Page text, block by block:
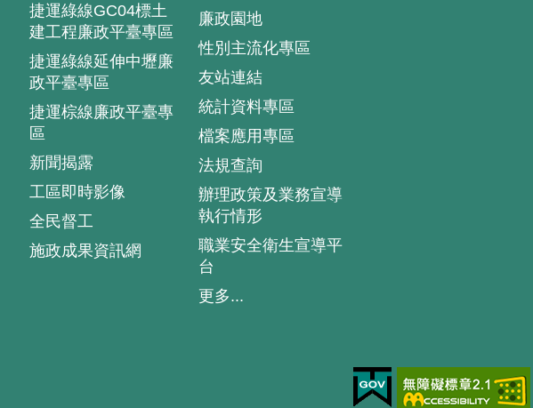
捷運綠線GC04標土
建工程廉政平臺專區
捷運綠線延伸中壢廉
政平臺專區
捷運棕線廉政平臺專
區
新聞揭露
工區即時影像
全民督工
施政成果資訊網
廉政園地
性別主流化專區
友站連結
統計資料專區
檔案應用專區
法規查詢
辦理政策及業務宣導
執行情形
職業安全衛生宣導平
台
更多...